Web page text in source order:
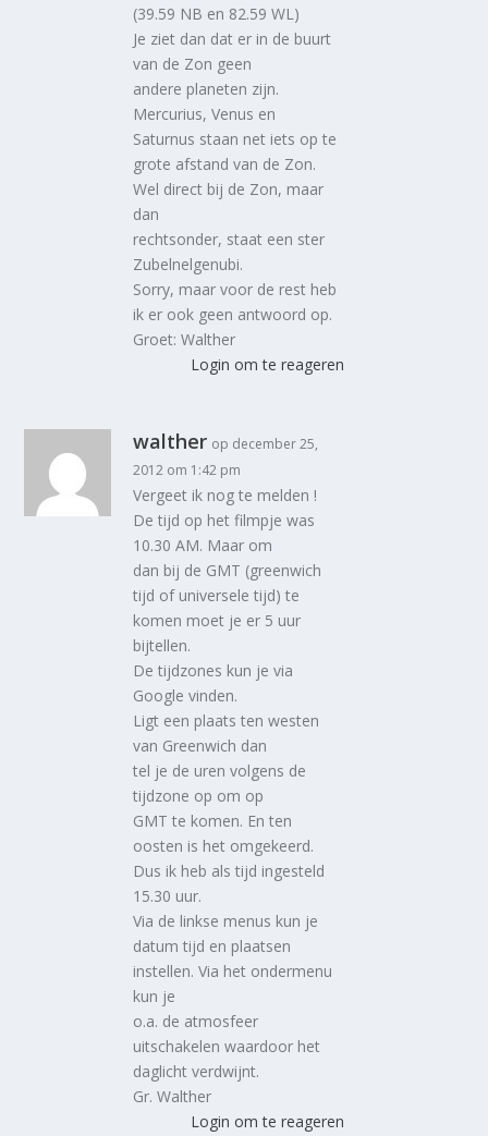
(39.59 NB en 82.59 WL)
Je ziet dan dat er in de buurt
van de Zon geen
andere planeten zijn.
Mercurius, Venus en
Saturnus staan net iets op te
grote afstand van de Zon.
Wel direct bij de Zon, maar
dan
rechtsonder, staat een ster
Zubelnelgenubi.
Sorry, maar voor de rest heb
ik er ook geen antwoord op.
Groet: Walther
Login om te reageren
walther op december 25,
2012 om 1:42 pm
Vergeet ik nog te melden !
De tijd op het filmpje was
10.30 AM. Maar om
dan bij de GMT (greenwich
tijd of universele tijd) te
komen moet je er 5 uur
bijtellen.
De tijdzones kun je via
Google vinden.
Ligt een plaats ten westen
van Greenwich dan
tel je de uren volgens de
tijdzone op om op
GMT te komen. En ten
oosten is het omgekeerd.
Dus ik heb als tijd ingesteld
15.30 uur.
Via de linkse menus kun je
datum tijd en plaatsen
instellen. Via het ondermenu
kun je
o.a. de atmosfeer
uitschakelen waardoor het
daglicht verdwijnt.
Gr. Walther
Login om te reageren